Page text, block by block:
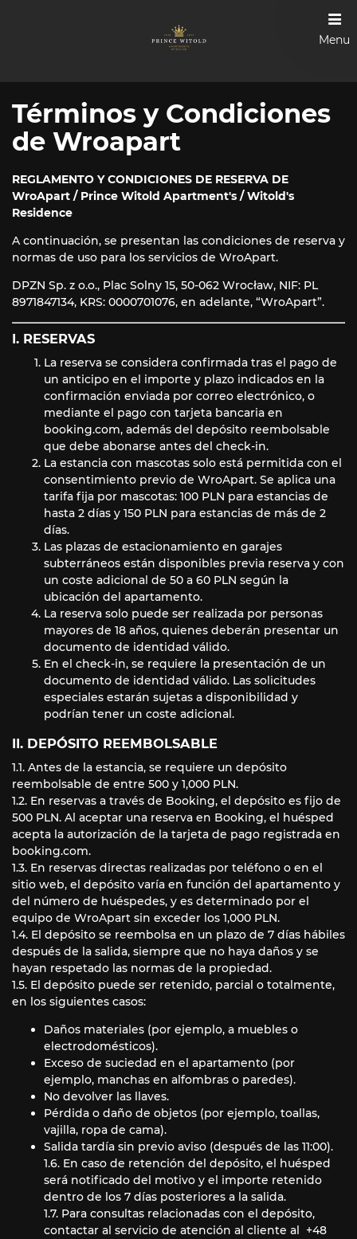
Menu
Términos y Condiciones
de Wroapart
REGLAMENTO Y CONDICIONES DE RESERVA DE
WroApart / Prince Witold Apartment's / Witold's
Residence
A continuación, se presentan las condiciones de reserva y
normas de uso para los servicios de WroApart.
DPZN Sp. z o.o., Plac Solny 15, 50-062 Wrocław, NIF: PL
8971847134, KRS: 0000701076, en adelante, “WroApart”.
I. RESERVAS
La reserva se considera confirmada tras el pago de
un anticipo en el importe y plazo indicados en la
confirmación enviada por correo electrónico, o
mediante el pago con tarjeta bancaria en
booking.com, además del depósito reembolsable
que debe abonarse antes del check-in.
La estancia con mascotas solo está permitida con el
consentimiento previo de WroApart. Se aplica una
tarifa fija por mascotas: 100 PLN para estancias de
hasta 2 días y 150 PLN para estancias de más de 2
días.
Las plazas de estacionamiento en garajes
subterráneos están disponibles previa reserva y con
un coste adicional de 50 a 60 PLN según la
ubicación del apartamento.
La reserva solo puede ser realizada por personas
mayores de 18 años, quienes deberán presentar un
documento de identidad válido.
En el check-in, se requiere la presentación de un
documento de identidad válido. Las solicitudes
especiales estarán sujetas a disponibilidad y
podrían tener un coste adicional.
II. DEPÓSITO REEMBOLSABLE
1.1. Antes de la estancia, se requiere un depósito
reembolsable de entre 500 y 1,000 PLN.
1.2. En reservas a través de Booking, el depósito es fijo de
500 PLN. Al aceptar una reserva en Booking, el huésped
acepta la autorización de la tarjeta de pago registrada en
booking.com.
1.3. En reservas directas realizadas por teléfono o en el
sitio web, el depósito varía en función del apartamento y
del número de huéspedes, y es determinado por el
equipo de WroApart sin exceder los 1,000 PLN.
1.4. El depósito se reembolsa en un plazo de 7 días hábiles
después de la salida, siempre que no haya daños y se
hayan respetado las normas de la propiedad.
1.5. El depósito puede ser retenido, parcial o totalmente,
en los siguientes casos:
Daños materiales (por ejemplo, a muebles o
electrodomésticos).
Exceso de suciedad en el apartamento (por
ejemplo, manchas en alfombras o paredes).
No devolver las llaves.
Pérdida o daño de objetos (por ejemplo, toallas,
vajilla, ropa de cama).
Salida tardía sin previo aviso (después de las 11:00).
1.6. En caso de retención del depósito, el huésped
será notificado del motivo y el importe retenido
dentro de los 7 días posteriores a la salida.
1.7. Para consultas relacionadas con el depósito,
contactar al servicio de atención al cliente al +48